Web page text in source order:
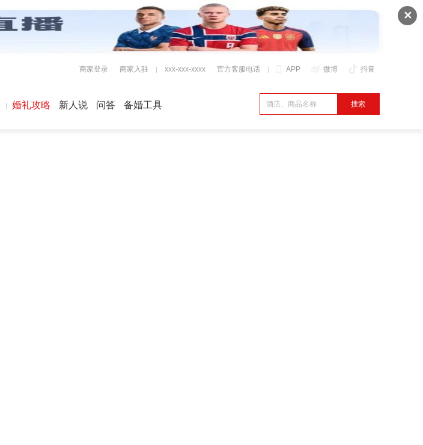
✕
APP 微博 抖音
商家登录 商家入驻 xxx-xxx-xxxx 官方客服电话
婚礼攻略 新人说 问答 备婚工具